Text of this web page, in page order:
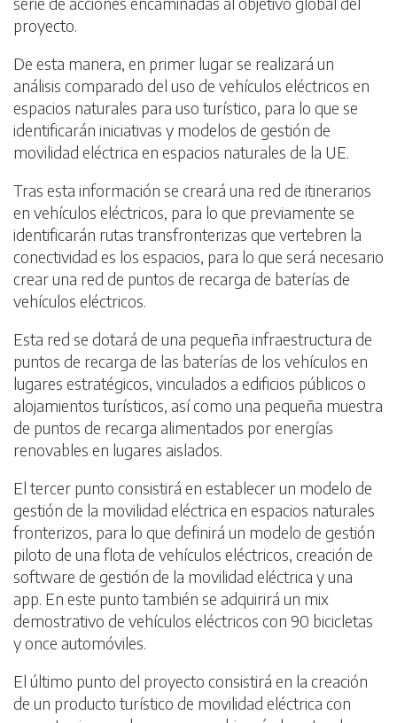
proyecto.
De esta manera, en primer lugar se realizará un
análisis comparado del uso de vehículos eléctricos en
espacios naturales para uso turístico, para lo que se
identificarán iniciativas y modelos de gestión de
movilidad eléctrica en espacios naturales de la UE.
Tras esta información se creará una red de itinerarios
en vehículos eléctricos, para lo que previamente se
identificarán rutas transfronterizas que vertebren la
conectividad es los espacios, para lo que será necesario
crear una red de puntos de recarga de baterías de
vehículos eléctricos.
Esta red se dotará de una pequeña infraestructura de
puntos de recarga de las baterías de los vehículos en
lugares estratégicos, vinculados a edificios públicos o
alojamientos turísticos, así como una pequeña muestra
de puntos de recarga alimentados por energías
renovables en lugares aislados.
El tercer punto consistirá en establecer un modelo de
gestión de la movilidad eléctrica en espacios naturales
fronterizos, para lo que definirá un modelo de gestión
piloto de una flota de vehículos eléctricos, creación de
software de gestión de la movilidad eléctrica y una
app. En este punto también se adquirirá un mix
demostrativo de vehículos eléctricos con 90 bicicletas
y once automóviles.
El último punto del proyecto consistirá en la creación
de un producto turístico de movilidad eléctrica con